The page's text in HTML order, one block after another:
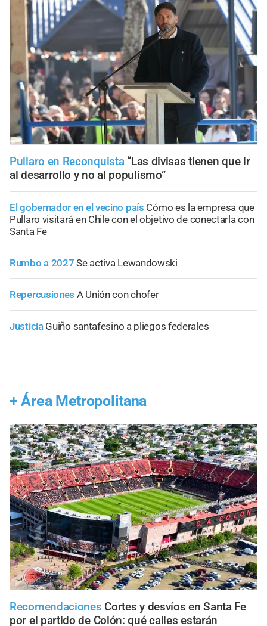
Pullaro en Reconquista “Las divisas tienen que ir
al desarrollo y no al populismo”
El gobernador en el vecino país Cómo es la empresa que
Pullaro visitará en Chile con el objetivo de conectarla con
Santa Fe
Rumbo a 2027 Se activa Lewandowski
Repercusiones A Unión con chofer
Justicia Guiño santafesino a pliegos federales
+ Área Metropolitana
Recomendaciones Cortes y desvíos en Santa Fe
por el partido de Colón: qué calles estarán